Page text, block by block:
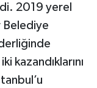
2019 yerel
Belediye
kazandıklarını